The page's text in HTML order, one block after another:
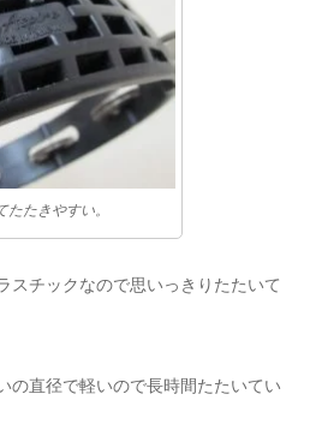
たきやすい。
スチックなので思いっきりたたいて
直径で軽いので長時間たたいてい